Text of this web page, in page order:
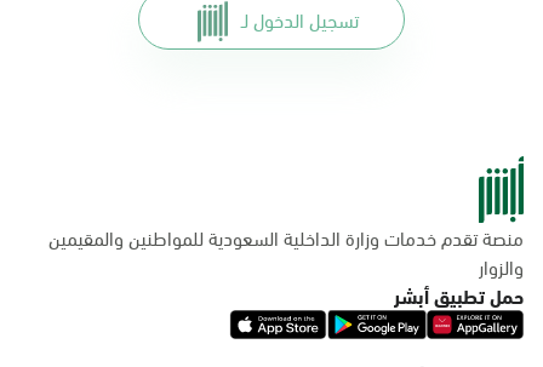
تسجيل الدخول لـ
منصة تقدم خدمات وزارة الداخلية السعودية للمواطنين والمقيمين
والزوار
حمل تطبيق أبشر